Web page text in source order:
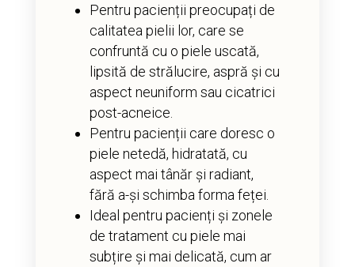
Pentru pacienții preocupați de
calitatea pielii lor, care se
confruntă cu o piele uscată,
lipsită de strălucire, aspră și cu
aspect neuniform sau cicatrici
post-acneice.
Pentru pacienții care doresc o
piele netedă, hidratată, cu
aspect mai tânăr și radiant,
fără a-și schimba forma feței.
Ideal pentru pacienți și zonele
de tratament cu piele mai
subțire și mai delicată, cum ar